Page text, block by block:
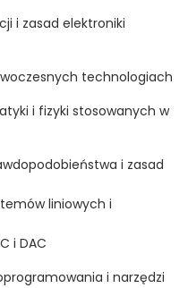
i zasad elektroniki
technologiach
i fizyki stosowanych w
i zasad
liniowych i
i DAC
i narzędzi